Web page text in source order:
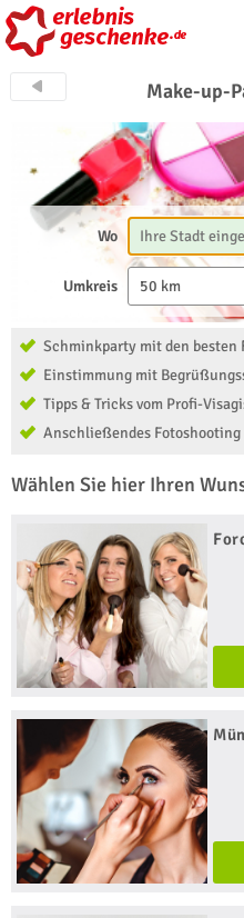
Make-up-
Wo
Umkreis 50 km
Schminkparty mit den besten
Einstimmung mit
Tipps & Tricks vom Profi-
Anschließendes Fotoshooting
Wählen Sie hier Ihren